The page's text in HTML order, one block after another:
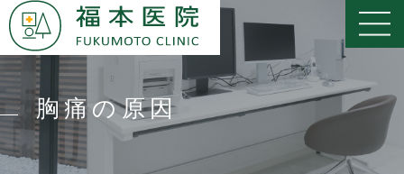
胸痛の原因